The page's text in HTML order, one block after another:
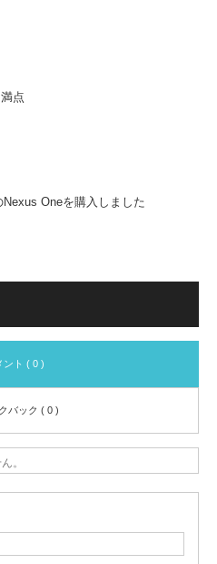
点
Oneを購入しました
ント ( 0 )
バック ( 0 )
。